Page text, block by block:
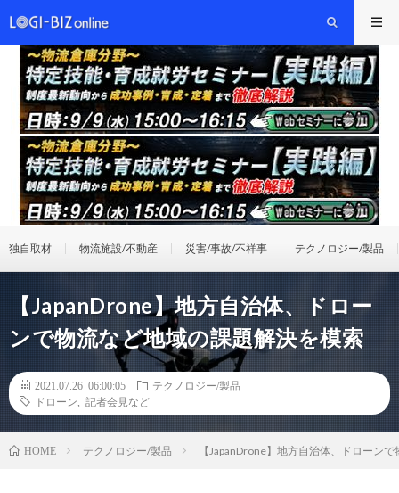
独自取材 物流施設/不動産 災害/事故/不祥事 テクノロジー/製品
【JapanDrone】地方自治体、ドロー
ンで物流など地域の課題解決を模索
2021.07.26 06:00:05
テクノロジー/製品
ドローン
記者会見など
HOME テクノロジー/製品 【JapanDrone】地方自治体、ドローン